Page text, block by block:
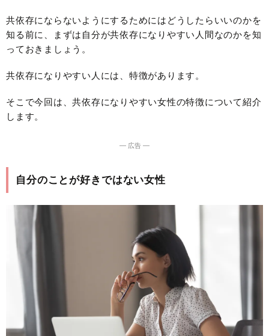
共依存にならないようにするためにはどうしたらいいのかを
知る前に、まずは自分が共依存になりやすい人間なのかを知
っておきましょう。
共依存になりやすい人には、特徴があります。
そこで今回は、共依存になりやすい女性の特徴について紹介
します。
― 広告 ―
自分のことが好きではない女性